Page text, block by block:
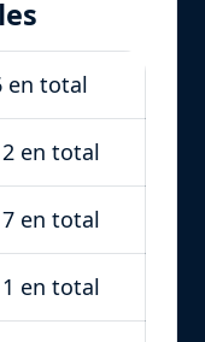
en total
en total
en total
en total